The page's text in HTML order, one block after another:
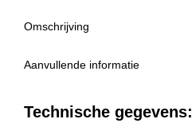
Omschrijving
Aanvullende informatie
Technische gegevens: